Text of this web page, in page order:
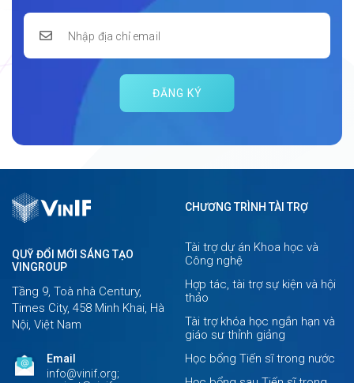
ĐĂNG KÝ
QUỸ ĐỔI MỚI SÁNG TẠO
VINGROUP
Tầng 9, Toà nhà Century,
Times City, 458 Minh Khai, Hà
Nội, Việt Nam
Email
info@vinif.org;
CHƯƠNG TRÌNH TÀI TRỢ
Tài trợ dự án Khoa học và
Công nghệ
Hợp tác, tài trợ sự kiện và hội
thảo
Tài trợ khóa học ngắn hạn và
giáo sư thỉnh giảng
Học bổng Tiến sĩ trong nước